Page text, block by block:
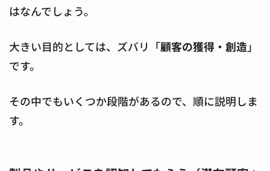
はなんでしょう。
大きい目的としては、ズバリ「顧客の獲得・創造」
です。
その中でもいくつか段階があるので、順に説明しま
す。